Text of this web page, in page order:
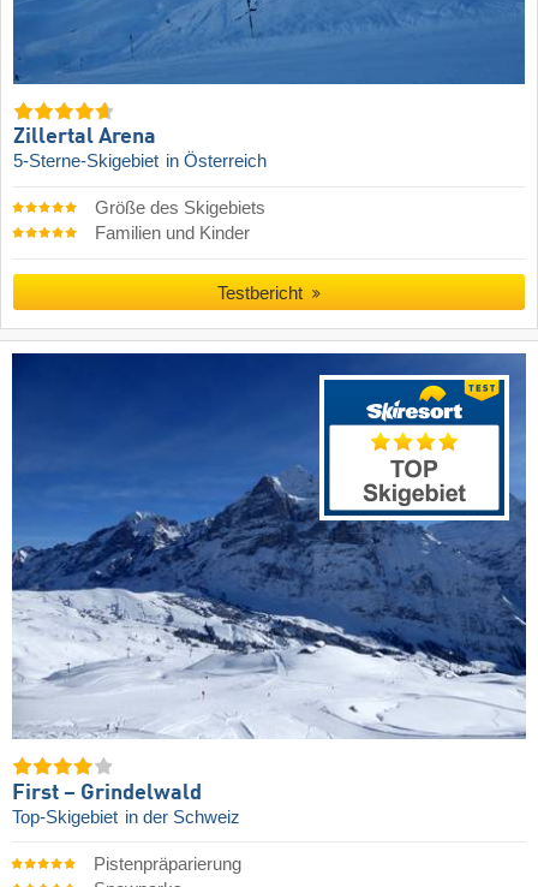
Zillertal Arena
5-Sterne-Skigebiet in Österreich
Größe des Skigebiets
Familien und Kinder
Testbericht
First – Grindelwald
Top-Skigebiet in der Schweiz
Pistenpräparierung